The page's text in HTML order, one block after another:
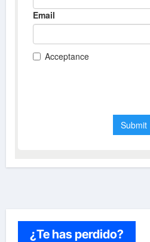
¿Te has perdido?